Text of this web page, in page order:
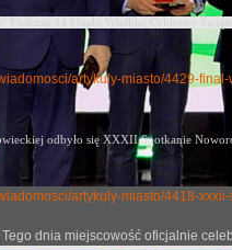
dnia miejscowość oficjalnie
artykuly-miasto/4429-
odbyło się XXXII Spotkanie
artykuly-miasto/4418-